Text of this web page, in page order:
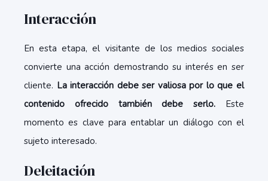
Interacción
En esta etapa, el visitante de los medios sociales
convierte una acción demostrando su interés en ser
cliente. La interacción debe ser valiosa por lo que el
contenido ofrecido también debe serlo. Este
momento es clave para entablar un diálogo con el
sujeto interesado.
Deleitación